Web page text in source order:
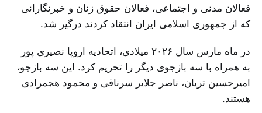
فعالان مدنی و اجتماعی، فعالان حقوق زنان و خبرنگارانی
که از جمهوری اسلامی ایران انتقاد کردند درگیر شد.
در ماه مارس سال ۲۰۲۶ میلادی، اتحادیه اروپا نصیری پور
به همراه با سه بازجوی دیگر را تحریم کرد. این سه بازجو،
امیرحسین تریان، ناصر جلایر سرناقی و محمود هجمرادی
هستند.